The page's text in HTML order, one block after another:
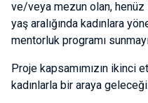
ve/veya mezun olan, henüz
yaş aralığında kadınlara
mentorluk programı
Proje kapsamımızın ikinci
kadınlarla bir araya